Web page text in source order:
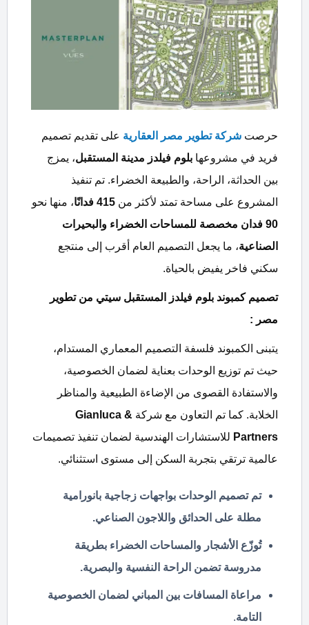
حرصت شركة تطوير مصر العقارية على تقديم تصميم
فريد في مشروعها بلوم فيلدز مدينة المستقبل، يمزج
بين الحداثة، الراحة، والطبيعة الخضراء. تم تنفيذ
المشروع على مساحة تمتد لأكثر من 415 فدانًا، منها نحو
90 فدان مخصصة للمساحات الخضراء والبحيرات
الصناعية، ما يجعل التصميم العام أقرب إلى منتجع
سكني فاخر يفيض بالحياة.
تصميم كمبوند بلوم فيلدز المستقبل سيتي من تطوير
مصر :
يتبنى الكمبوند فلسفة التصميم المعماري المستدام،
حيث تم توزيع الوحدات بعناية لضمان الخصوصية،
والاستفادة القصوى من الإضاءة الطبيعية والمناظر
الخلابة. كما تم التعاون مع شركة Gianluca &
Partners للاستشارات الهندسية لضمان تنفيذ تصميمات
عالمية ترتقي بتجربة السكن إلى مستوى استثنائي.
تم تصميم الوحدات بواجهات زجاجية بانورامية
مطلة على الحدائق واللاجون الصناعي.
تُوزّع الأشجار والمساحات الخضراء بطريقة
مدروسة تضمن الراحة النفسية والبصرية.
مراعاة المسافات بين المباني لضمان الخصوصية
التامة.